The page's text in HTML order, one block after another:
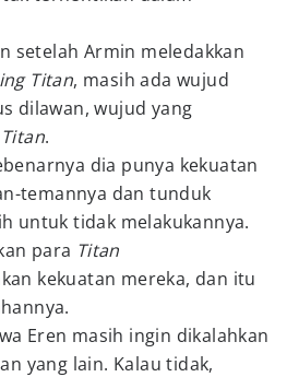
setelah Armin meledakkan
Titan, masih ada wujud
dilawan, wujud yang
.
dia punya kekuatan
temannya dan tunduk
untuk tidak melakukannya.
para Titan
kekuatan mereka, dan itu
Eren masih ingin dikalahkan
yang lain. Kalau tidak,